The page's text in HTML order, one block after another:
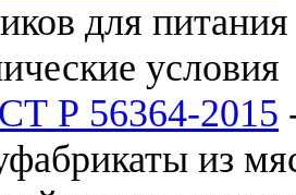
для
условия
Р 56364-2015
из